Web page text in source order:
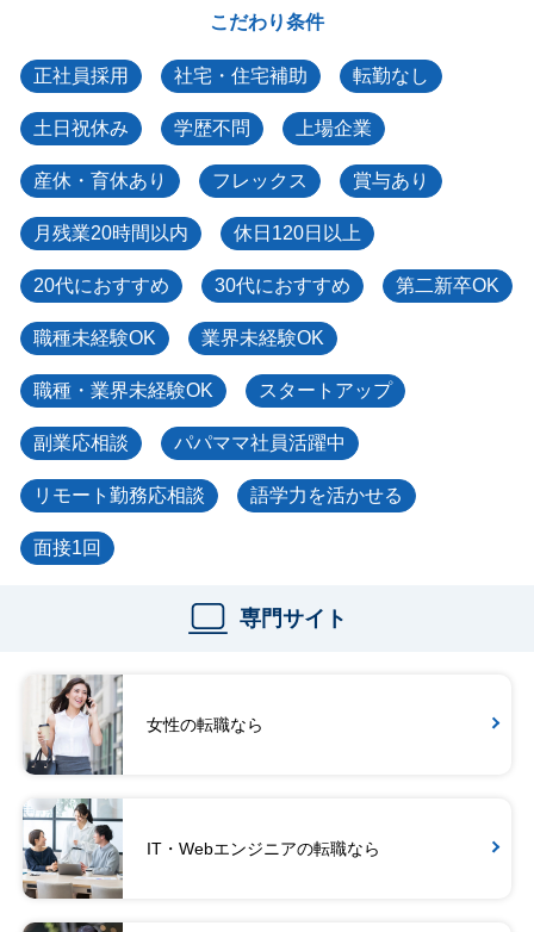
こだわり条件
正社員採用 社宅・住宅補助 転勤なし
土日祝休み 学歴不問 上場企業
産休・育休あり フレックス 賞与あり
月残業20時間以内 休日120日以上
20代におすすめ 30代におすすめ 第二新卒OK
職種未経験OK 業界未経験OK
職種・業界未経験OK スタートアップ
副業応相談 パパママ社員活躍中
リモート勤務応相談 語学力を活かせる
面接1回
専門サイト
女性の転職なら
IT・Webエンジニアの転職なら